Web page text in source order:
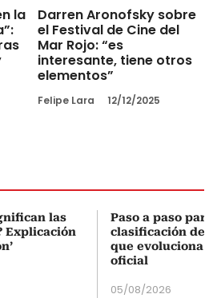
la
Darren Aronofsky sobre
el Festival de Cine del
Mar Rojo: “es
interesante, tiene otros
elementos”
Felipe Lara 12/12/2025
las
Explicación
Paso a paso
clasificación del
que evoluciona
oficial
05/08/2026